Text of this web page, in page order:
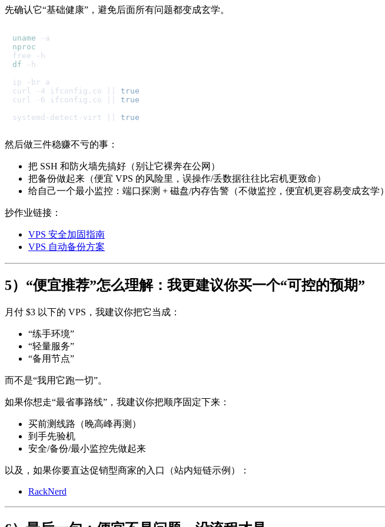
先确认它“基础健康”，避免后面所有问题都变成玄学。
uname
nproc
df -h
ip -br a
curl -4 ifconfig.co || true
curl -6 ifconfig.co || true
systemd-detect-virt || true
然后做三件稳赚不亏的事：
把 SSH 和防火墙先搞好（别让它裸奔在公网）
把备份做起来（便宜 VPS 的风险里，误操作/丢数据往往比宕机更致命）
给自己一个最小监控：端口探测 + 磁盘/内存告警（不做监控，便宜机更容易变成玄学）
抄作业链接：
VPS 安全加固指南
VPS 自动备份方案
5）“便宜推荐”怎么理解：我更建议你买一个“可控的预期”
月付 $3 以下的 VPS，我建议你把它当成：
“练手环境”
“轻量服务”
“备用节点”
而不是“我用它跑一切”。
如果你想走“最省事路线”，我建议你把顺序固定下来：
买前测线路（晚高峰再测）
到手先验机
安全/备份/最小监控先做起来
以及，如果你要直达促销型商家的入口（站内短链示例）：
RackNerd